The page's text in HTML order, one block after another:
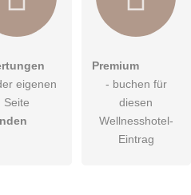
eigenen
Seite
Premium
- buchen für
diesen
Wellnesshotel-
Eintrag